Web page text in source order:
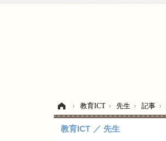
› 教育ICT › 先生 › 記事 ›
教育ICT 先生